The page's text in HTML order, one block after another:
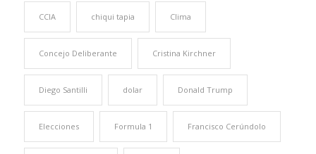
CCIA chiqui tapia Clima
Concejo Deliberante Cristina Kirchner
Diego Santilli dolar Donald Trump
Elecciones Formula 1 Francisco Cerúndolo